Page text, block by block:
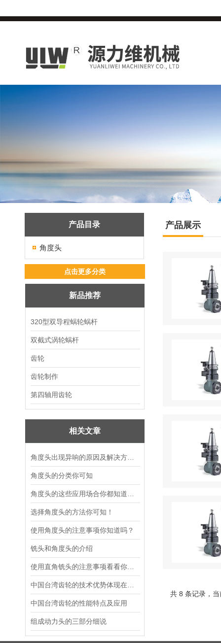
产品目录
角度头
点击更多分类
新品推荐
320型双导程蜗轮蜗杆
双截式涡轮蜗杆
齿轮
齿轮制作
第四轴用齿轮
相关文章
角度头的分类你可知
选择角度头的方法你可知！
使用角度头的注意事项你知道吗？
铣头和角度头的介绍
中国台湾齿轮的性能特点及应用
组成动力头的三部分细说
产品展示
共 8 条记录，